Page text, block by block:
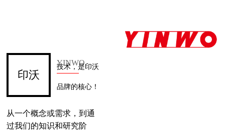
印沃
YINWO
技术，是印沃
品牌的核心！
从一个概念或需求，到通
过我们的知识和研究阶